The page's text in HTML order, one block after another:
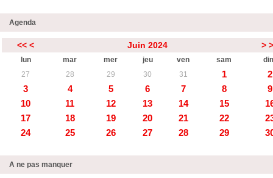
Agenda
<< < Juin 2024 >
lun mar mer jeu ven sam
27
28 29 30 31 1
2
3
4 5 6 7 8
9
10
11 12 13 14 15
17
18 19 20 21 22
24
25 26 27 28 29
A ne pas manquer